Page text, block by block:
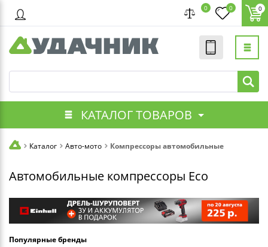
0 0 0
КАТАЛОГ ТОВАРОВ
Каталог Авто-мото Компрессоры автомобильные
Автомобильные компрессоры Eco
Популярные бренды